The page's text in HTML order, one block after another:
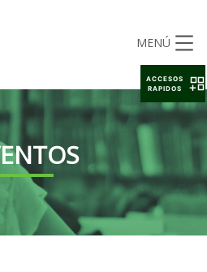
MENÚ
ACCESOS
RAPIDOS